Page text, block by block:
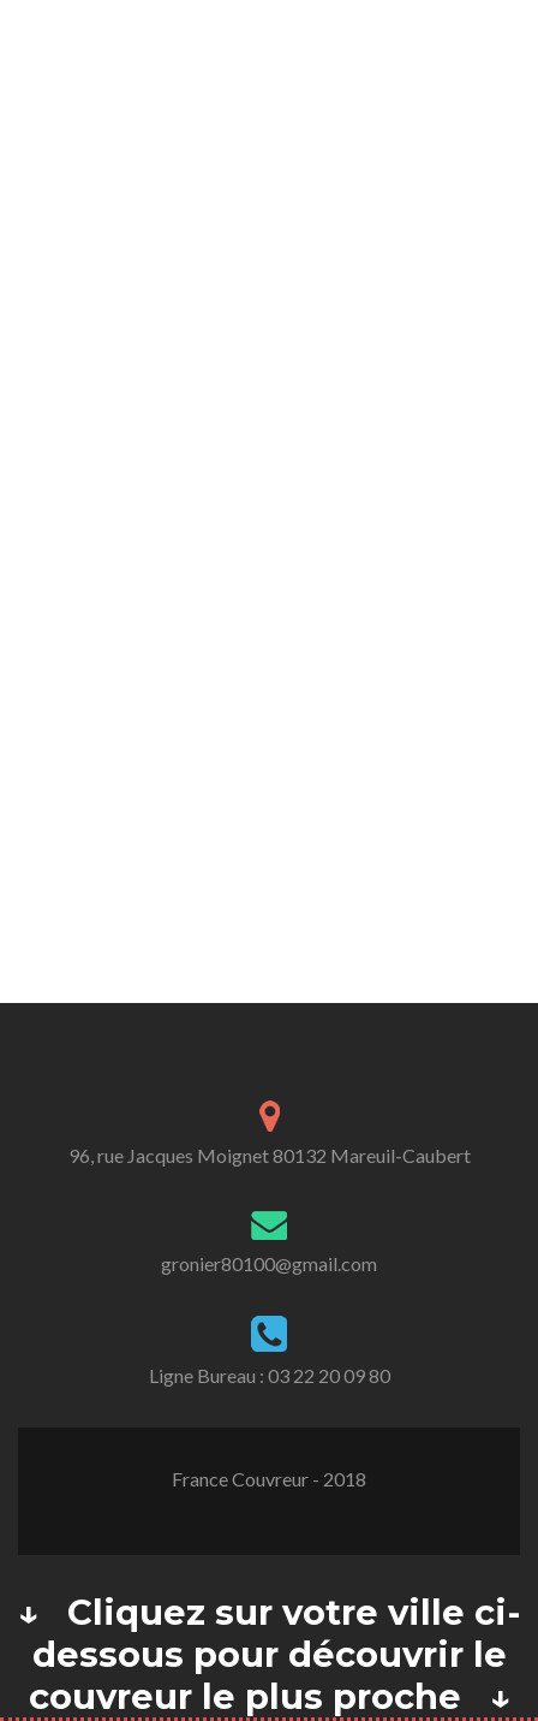
96, rue Jacques Moignet 80132 Mareuil-Caubert
gronier80100@gmail.com
Ligne Bureau : 03 22 20 09 80
France Couvreur - 2018
↓ Cliquez sur votre ville ci-
dessous pour découvrir le
couvreur le plus proche ↓